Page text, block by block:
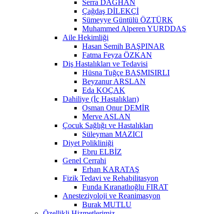
Serra DAĞHAN
Çağdaş DİLEKÇİ
Sümeyye Güntülü ÖZTÜRK
Muhammed Alperen YURDDAŞ
Aile Hekimliği
Hasan Semih BAŞPINAR
Fatma Feyza ÖZKAN
Diş Hastalıkları ve Tedavisi
Hüsna Tuğçe BAŞMISIRLI
Beyzanur ARSLAN
Eda KOÇAK
Dahiliye (İç Hastalıkları)
Osman Onur DEMİR
Merve ASLAN
Çocuk Sağlığı ve Hastalıkları
Süleyman MAZICI
Diyet Polikliniği
Ebru ELBİZ
Genel Cerrahi
Erhan KARATAŞ
Fizik Tedavi ve Rehabilitasyon
Funda Kıranatlıoğlu FIRAT
Anesteziyoloji ve Reanimasyon
Burak MUTLU